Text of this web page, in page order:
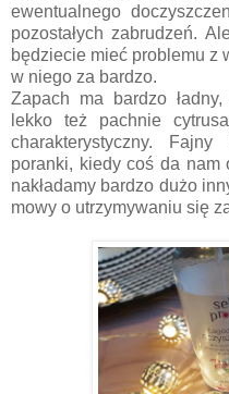
ewentualnego
pozostałych zabrudzeń.
będziecie mieć problemu z
w niego za bardzo.
Zapach ma bardzo
lekko też pachnie
charakterystyczny.
poranki, kiedy coś da nam
nakładamy bardzo dużo
mowy o utrzymywaniu się